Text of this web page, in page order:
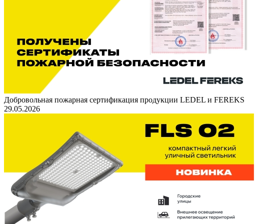
Добровольная пожарная сертификация продукции LEDEL и FEREKS
29.05.2026